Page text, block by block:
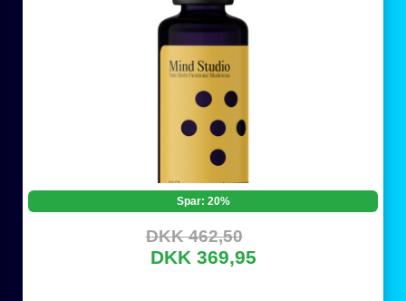
Spar: 20%
DKK 462,50
DKK 369,95